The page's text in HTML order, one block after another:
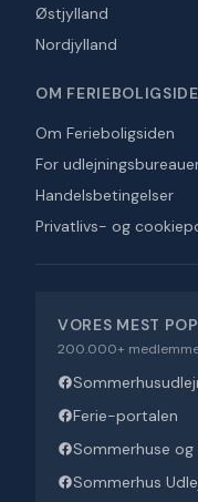
Østjylland
Nordjylland
OM
Om Ferieboligsiden
For
Handelsbetingelser
Privatlivs- og
VORES MEST
200.000+
Ferie-portalen
Sommerhuse
Sommerhus